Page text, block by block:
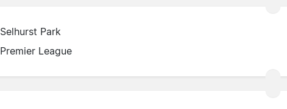
Selhurst Park
Premier League